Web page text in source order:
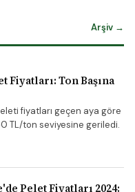
Arşiv →
Fiyatları: Ton Başına
fiyatları geçen aya göre
TL/ton seviyesine geriledi.
Pelet Fiyatları 2024: